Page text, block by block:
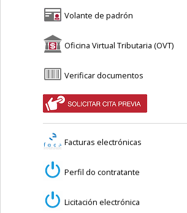
Volante de padrón
Oficina Virtual Tributaria (OVT)
Verificar documentos
Facturas electrónicas
Perfil do contratante
Licitación electrónica